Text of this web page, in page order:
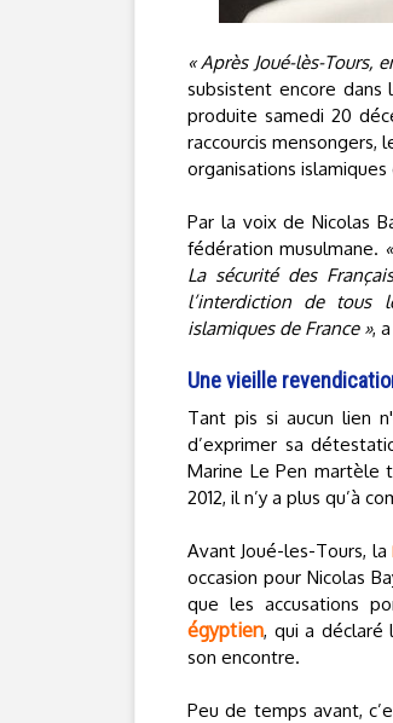
« Après Joué-lès-Tours,
subsistent encore dans
produite samedi 20
raccourcis mensongers,
organisations islamiques
Par la voix de Nicolas
fédération musulmane.
La sécurité des
l’interdiction de tous
islamiques de France »,
Une vieille
Tant pis si aucun lien
d’exprimer sa
Marine Le Pen martèle
2012, il n’y a plus qu’à
Avant Joué-les-Tours, la
occasion pour Nicolas
que les accusations
égyptien, qui a déclaré
son encontre.
Peu de temps avant,